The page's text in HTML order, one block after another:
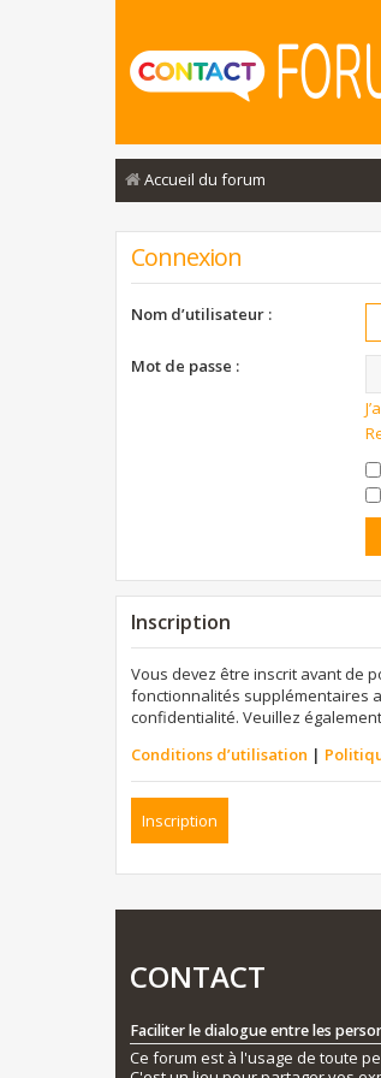
Accueil du forum
Connexion
Nom d’utilisateur :
Mot de passe :
Inscription
Vous devez être inscrit avant de
fonctionnalités supplémentaires
confidentialité. Veuillez
Conditions d’utilisation |
Inscription
CONTACT
Faciliter le dialogue entre les
Ce forum est à l'usage de toute